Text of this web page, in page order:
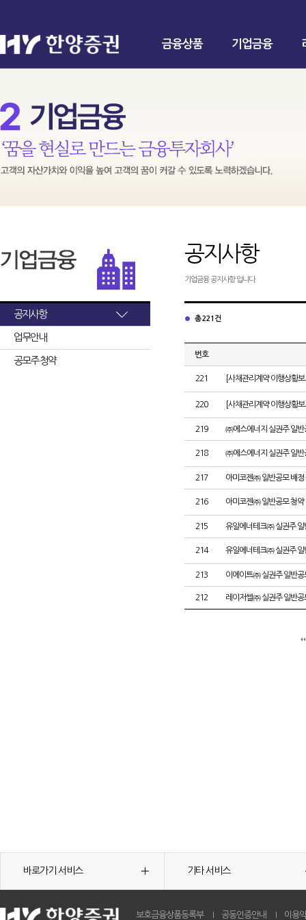
금융상품 기업금융
공지사항
업무안내
공모주 청약
공지사항
기업금융 공지사항 입니다.
총 221건
번호
221 [사채관리계약 이행상황
220 [사채관리계약 이행상황
219 ㈜에스에너지 실권주 일반
218 ㈜에스에너지 실권주 일반
217 아미코젠㈜ 일반공모 배정
216 아미코젠㈜ 일반공모 청약
215 유일에너테크㈜ 실권주 일
214 유일에너테크㈜ 실권주 일
213 이에이트㈜ 실권주 일반공
212 레이저쎌㈜ 실권주 일반공
바로가기 서비스 기타 서비스
보호금융상품등록부 공동인증안내 이용